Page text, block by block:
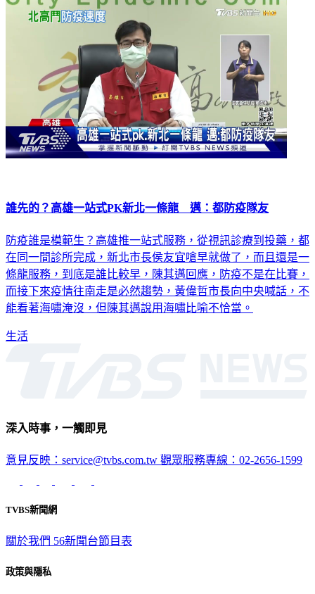
誰先的？高雄一站式PK新北一條龍 邁：都防疫隊友
防疫誰是模範生？高雄推一站式服務，從視訊診療到投藥，都
在同一間診所完成，新北市長侯友宜嗆早就做了，而且還是一
條龍服務，到底是誰比較早，陳其邁回應，防疫不是在比賽，
而接下來疫情往南走是必然趨勢，黃偉哲市長向中央喊話，不
能看著海嘯淹沒，但陳其邁說用海嘯比喻不恰當。
生活
深入時事，一觸即見
意見反映：service@tvbs.com.tw 觀眾服務專線：02-2656-1599
TVBS新聞網
關於我們 56新聞台節目表
政策與隱私